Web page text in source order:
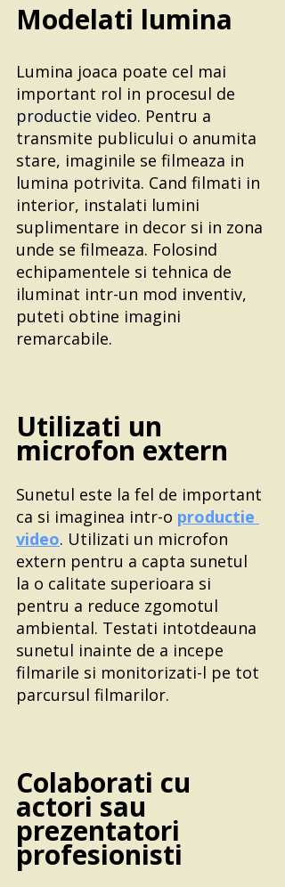
Modelati lumina
Lumina joaca poate cel mai
important rol in procesul de
productie video. Pentru a
transmite publicului o anumita
stare, imaginile se filmeaza in
lumina potrivita. Cand filmati in
interior, instalati lumini
suplimentare in decor si in zona
unde se filmeaza. Folosind
echipamentele si tehnica de
iluminat intr-un mod inventiv,
puteti obtine imagini
remarcabile.
Utilizati un
microfon extern
Sunetul este la fel de important
ca si imaginea intr-o productie
video. Utilizati un microfon
extern pentru a capta sunetul
la o calitate superioara si
pentru a reduce zgomotul
ambiental. Testati intotdeauna
sunetul inainte de a incepe
filmarile si monitorizati-l pe tot
parcursul filmarilor.
Colaborati cu
actori sau
prezentatori
profesionisti